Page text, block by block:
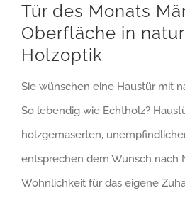
Tür des Monats
Oberfläche in
Holzoptik
Sie wünschen eine Haustür mit
So lebendig wie Echtholz?
holzgemaserten,
entsprechen dem Wunsch nach
Wohnlichkeit für das eigene